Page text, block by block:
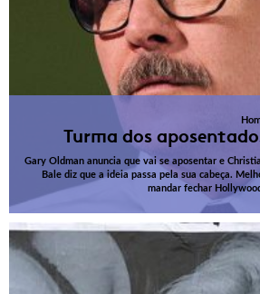
Turma dos
Gary Oldman anuncia que vai se aposentar e
Bale diz que a ideia passa pela sua cabeça.
mandar fechar